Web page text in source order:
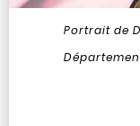
Portrait de